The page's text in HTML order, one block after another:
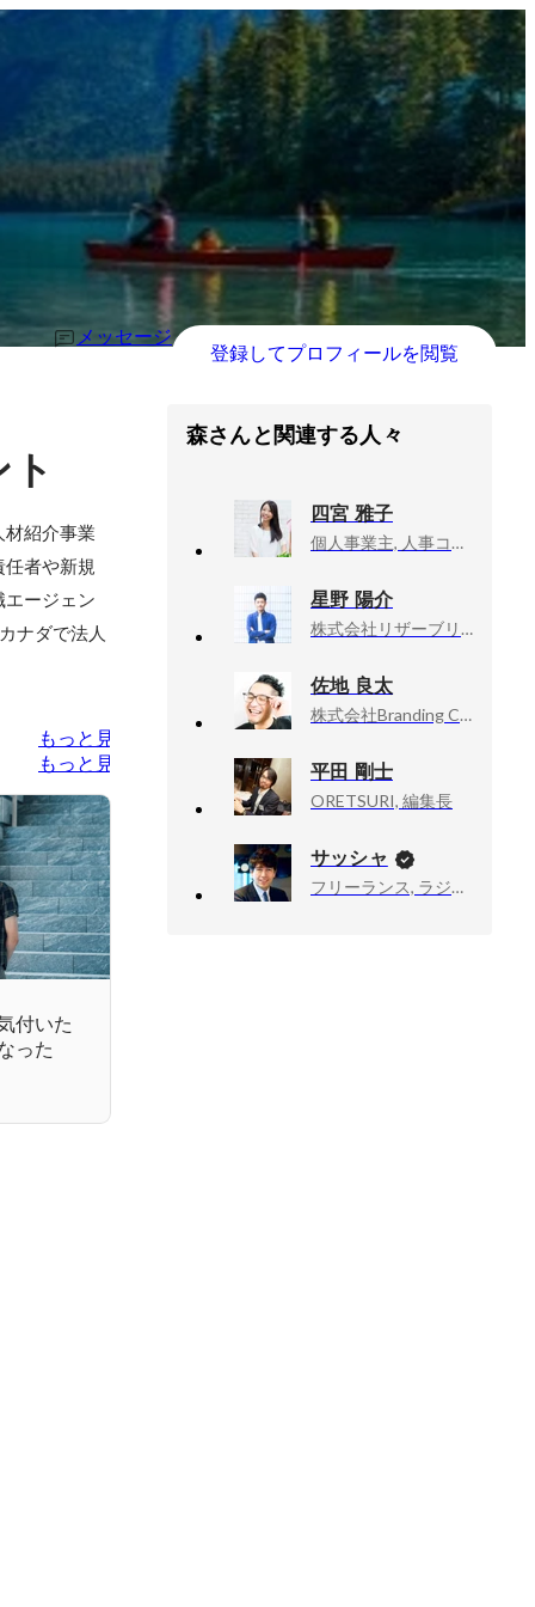
メッセージ
登録してプロフィールを閲覧
紹介事業
者や新規
ージェン
ナダで法人
もっと見る
もっと見る
付いた
った
森さんと関連する人々
四宮 雅子
個人事業主, 人事コンサルタント
星野 陽介
株式会社リザーブリンク, 事業開発部
佐地 良太
株式会社Branding Career, 代表取締役CEO
平田 剛士
ORETSURI, 編集長
サッシャ
フリーランス, ラジオDJ・ナビゲーター